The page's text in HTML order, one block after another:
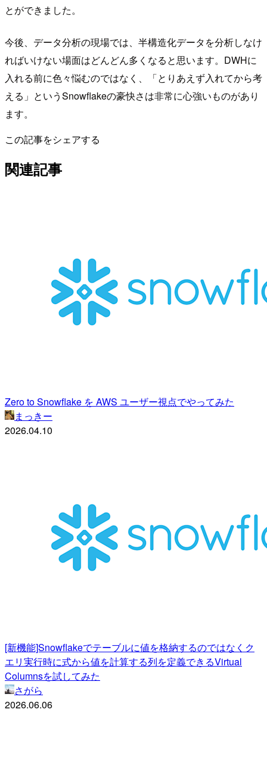
とができました。
今後、データ分析の現場では、半構造化データを分析しなけ
ればいけない場面はどんどん多くなると思います。DWHに
入れる前に色々悩むのではなく、「とりあえず入れてから考
える」というSnowflakeの豪快さは非常に心強いものがあり
ます。
この記事をシェアする
関連記事
Zero to Snowflake を AWS ユーザー視点でやってみた
まっきー
2026.04.10
[新機能]Snowflakeでテーブルに値を格納するのではなくク
エリ実行時に式から値を計算する列を定義できるVirtual
Columnsを試してみた
さがら
2026.06.06